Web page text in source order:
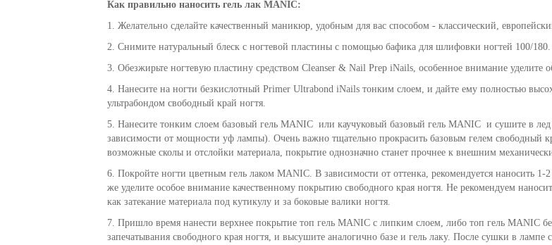
Как правильно наносить гель лак MANIC:
1. Желательно сделайте качественный маникюр, удобным для вас способом - классический,
2. Снимите натуральный блеск с ногтевой пластины с помощью бафика для шлифовки ногтей 100/180.
3. Обезжирьте ногтевую пластину средством Cleanser & Nail Prep iNails, особенное внимание уделите
4. Нанесите на ногти безкислотный Primer Ultrabond iNails тонким слоем, и дайте ему полностью
ультрабондом свободный край ногтя.
5. Нанесите тонким слоем базовый гель MANIC или каучуковый базовый гель MANIC и сушите в
зависимости от мощности уф лампы). Очень важно тщательно прокрасить базовым гелем свободный
возможные сколы и отслойки материала, покрытие однозначно станет прочнее к внешним
6. Покройте ногти цветным гель лаком MANIC. В зависимости от оттенка, рекомендуется наносить
же уделите особое внимание качественному покрытию свободного края ногтя. Не рекомендуем
как затекание материала под кутикулу и за боковые валики ногтя.
7. Пришло время нанести верхнее покрытие топ гель MANIC с липким слоем, либо топ гель MANIC
запечатывания свободного края ногтя, и высушите аналогично базе и гель лаку. После сушки в